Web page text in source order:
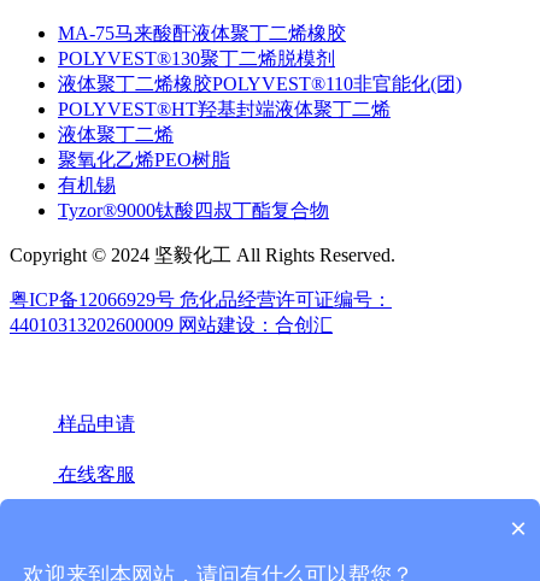
MA-75马来酸酐液体聚丁二烯橡胶
POLYVEST®130聚丁二烯脱模剂
液体聚丁二烯橡胶POLYVEST®110非官能化(团)
POLYVEST®HT羟基封端液体聚丁二烯
液体聚丁二烯
聚氧化乙烯PEO树脂
有机锡
Tyzor®9000钛酸四叔丁酯复合物
Copyright © 2024 坚毅化工 All Rights Reserved.
粤ICP备12066929号 危化品经营许可证编号：
44010313202600009 网站建设：合创汇
样品申请
在线客服
×
欢迎来到本网站，请问有什么可以帮您？